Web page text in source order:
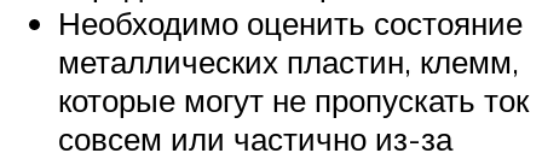
Необходимо оценить состояние
металлических пластин, клемм,
которые могут не пропускать ток
совсем или частично из-за